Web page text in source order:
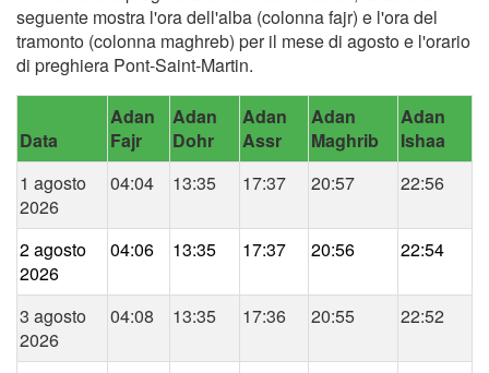
seguente mostra l'ora dell'alba (colonna fajr) e l'ora del
tramonto (colonna maghreb) per il mese di agosto e l'orario
di preghiera Pont-Saint-Martin.
Data
Adan
Fajr
Adan
Dohr
Adan
Assr
Adan
Maghrib
Adan
Ishaa
1 agosto
2026
04:04 13:35 17:37 20:57 22:56
2 agosto
2026
04:06 13:35 17:37 20:56 22:54
3 agosto
2026
04:08 13:35 17:36 20:55 22:52